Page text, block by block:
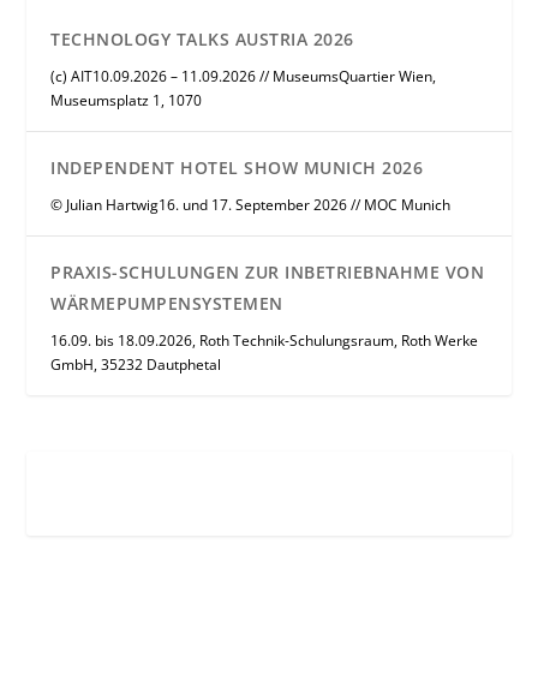
TECHNOLOGY TALKS AUSTRIA 2026
(c) AIT10.09.2026 – 11.09.2026 // MuseumsQuartier Wien,
Museumsplatz 1, 1070
INDEPENDENT HOTEL SHOW MUNICH 2026
© Julian Hartwig16. und 17. September 2026 // MOC Munich
PRAXIS-SCHULUNGEN ZUR INBETRIEBNAHME VON
WÄRMEPUMPENSYSTEMEN
16.09. bis 18.09.2026, Roth Technik-Schulungsraum, Roth Werke
GmbH, 35232 Dautphetal